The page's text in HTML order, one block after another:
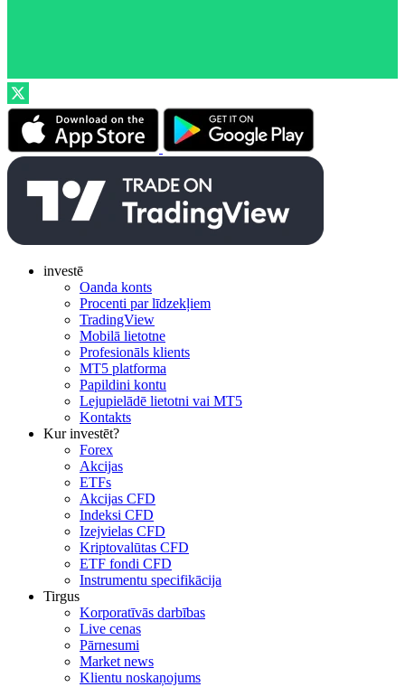
investē
Oanda konts
Procenti par līdzekļiem
TradingView
Mobilā lietotne
Profesionāls klients
MT5 platforma
Papildini kontu
Lejupielādē lietotni vai MT5
Kontakts
Kur investēt?
Forex
Akcijas
ETFs
Akcijas CFD
Indeksi CFD
Izejvielas CFD
Kriptovalūtas CFD
ETF fondi CFD
Instrumentu specifikācija
Tirgus
Korporatīvās darbības
Live cenas
Pārnesumi
Market news
Klientu noskaņojums